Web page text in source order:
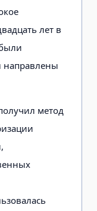
лет в
направлены
метод